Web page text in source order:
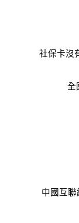
社保卡沒
全
中國互聯